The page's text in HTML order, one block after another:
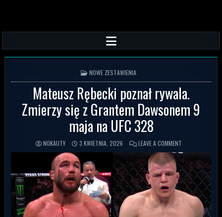
POSTED IN
NOWE ZESTAWIENIA
Mateusz Rębecki poznał rywala.
Zmierzy się z Grantem Dawsonem 9
maja na UFC 328
NOKAUTY 3 KWIETNIA, 2026 LEAVE A COMMENT